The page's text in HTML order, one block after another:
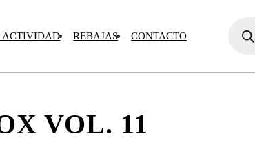
ACTIVIDAD REBAJAS CONTACTO
VOL. 11